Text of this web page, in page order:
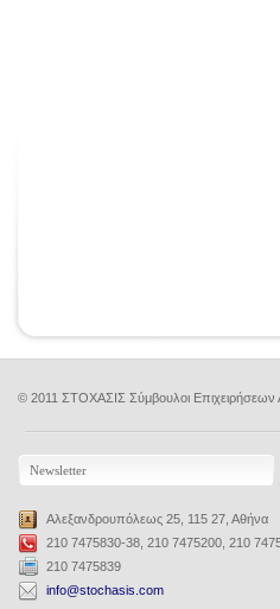
© 2011 ΣΤΟΧΑΣΙΣ Σύμβουλοι Επιχειρήσεων
Αλεξανδρουπόλεως 25, 115 27, Αθήνα
210 7475830-38, 210 7475200, 210
210 7475839
info@stochasis.com